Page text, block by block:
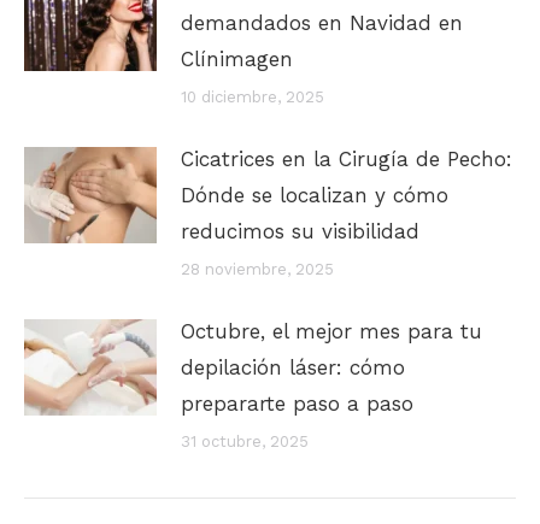
demandados en Navidad en
Clínimagen
10 diciembre, 2025
Cicatrices en la Cirugía de Pecho:
Dónde se localizan y cómo
reducimos su visibilidad
28 noviembre, 2025
Octubre, el mejor mes para tu
depilación láser: cómo
prepararte paso a paso
31 octubre, 2025